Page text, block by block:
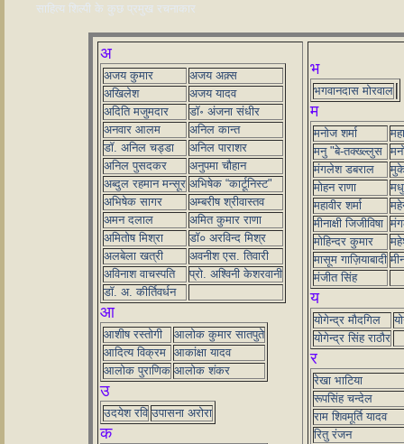
साहित्य शिल्पी के कुछ प्रमुख रचनाकार
अ
अजय कुमार
अजय अक़्स
अखिलेश
अजय यादव
अदिति मजुमदार
डॉ॰ अंजना संधीर
अनवार आलम
अनिल कान्त
डॉ. अनिल चड्डा
अनिल पाराशर
अनिल पुसदकर
अनुपमा चौहान
अब्दुल रहमान मन्सूर अभिषेक “कार्टूनिस्ट"
अभिषेक सागर
अम्बरीष श्रीवास्तव
अमन दलाल
अमित कुमार राणा
अमितोष मिश्रा
डॉ० अरविन्द मिश्र
अलबेला खत्री
अवनीश एस. तिवारी
अविनाश वाचस्पति
प्रो. अश्विनी केशरवानी
डॉ. अ. कीर्तिवर्धन
आ
आशीष रस्तोगी
आलोक कुमार सातपुते
आदित्य विक्रम
आकांक्षा यादव
आलोक पुराणिक आलोक शंकर
उ
उदयेश रवि उपासना अरोरा
क
भ
भगवानदास मोरवाल
म
मनोज शर्मा
मनु "बे-तक्ख्ल्लुस
मंगलेश डबराल
मोहन राणा
मधु
महावीर शर्मा
मीनाक्षी जिजीविषा
मोहिन्दर कुमार
मासूम गाज़ियाबादी
मंजीत सिंह
य
योगेन्द्र मौदगिल
योगेन्द्र सिंह राठौर
र
रेखा भाटिया
रूपसिंह चन्देल
राम शिवमूर्ति यादव
रितु रंजन